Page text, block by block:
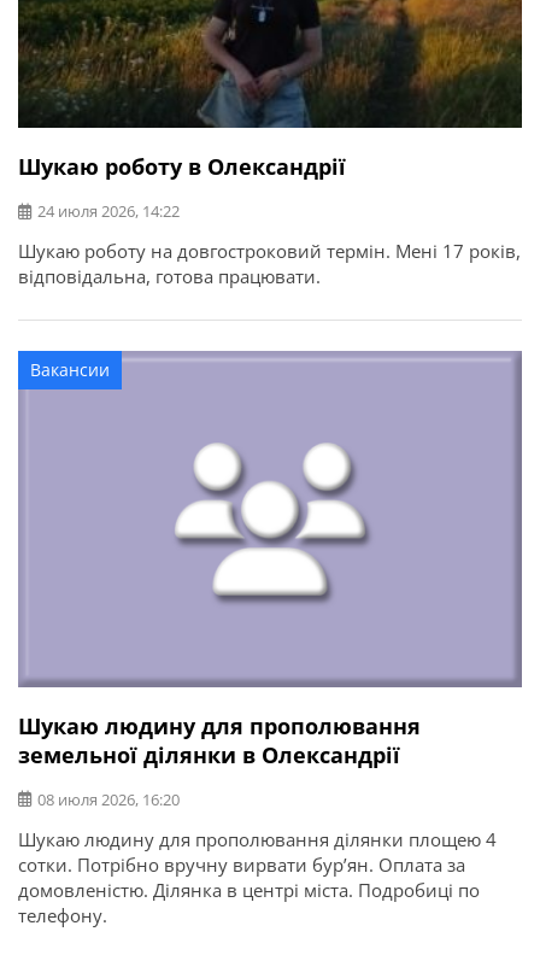
Шукаю роботу в Олександрії
24 июля 2026, 14:22
Шукаю роботу на довгостроковий термін. Мені 17 років,
відповідальна, готова працювати.
Вакансии
Шукаю людину для прополювання
земельної ділянки в Олександрії
08 июля 2026, 16:20
Шукаю людину для прополювання ділянки площею 4
сотки. Потрібно вручну вирвати бур’ян. Оплата за
домовленістю. Ділянка в центрі міста. Подробиці по
телефону.